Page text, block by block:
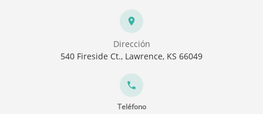
Dirección
540 Fireside Ct., Lawrence, KS 66049
Teléfono